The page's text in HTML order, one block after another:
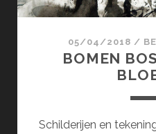
05/04/2018 /
BOMEN
Schilderijen en